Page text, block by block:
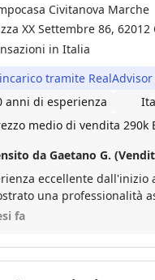
Civitanova Marche
XX Settembre 86,
in Italia
tramite RealAdvisor
anni di esperienza
medio di vendita 290k
da Gaetano G.
eccellente dall'inizio
una professionalità assoluta e la
fase commerciale,
(documenti
a 360 gradi fino al
fa